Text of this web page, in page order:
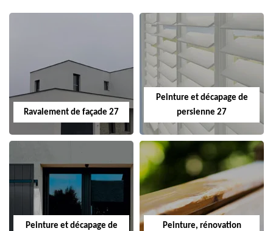
Ravalement de façade 27
Peinture et décapage de
persienne 27
Peinture et décapage de
Peinture, rénovation